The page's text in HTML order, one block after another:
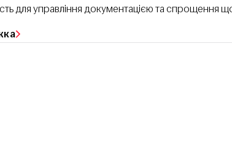
для управління документацією та спрощення